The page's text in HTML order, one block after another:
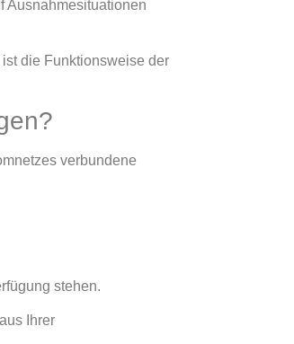
Ausnahmesituationen
die Funktionsweise der
verbundene
stehen.
Ihrer